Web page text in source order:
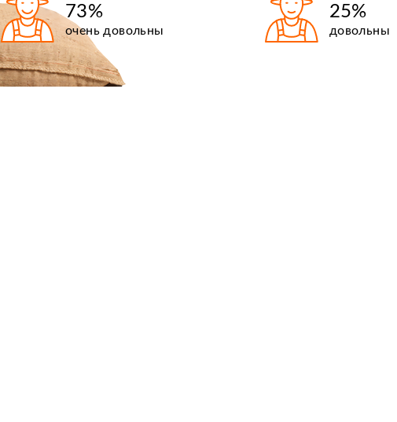
73%
очень довольны
25%
довольны